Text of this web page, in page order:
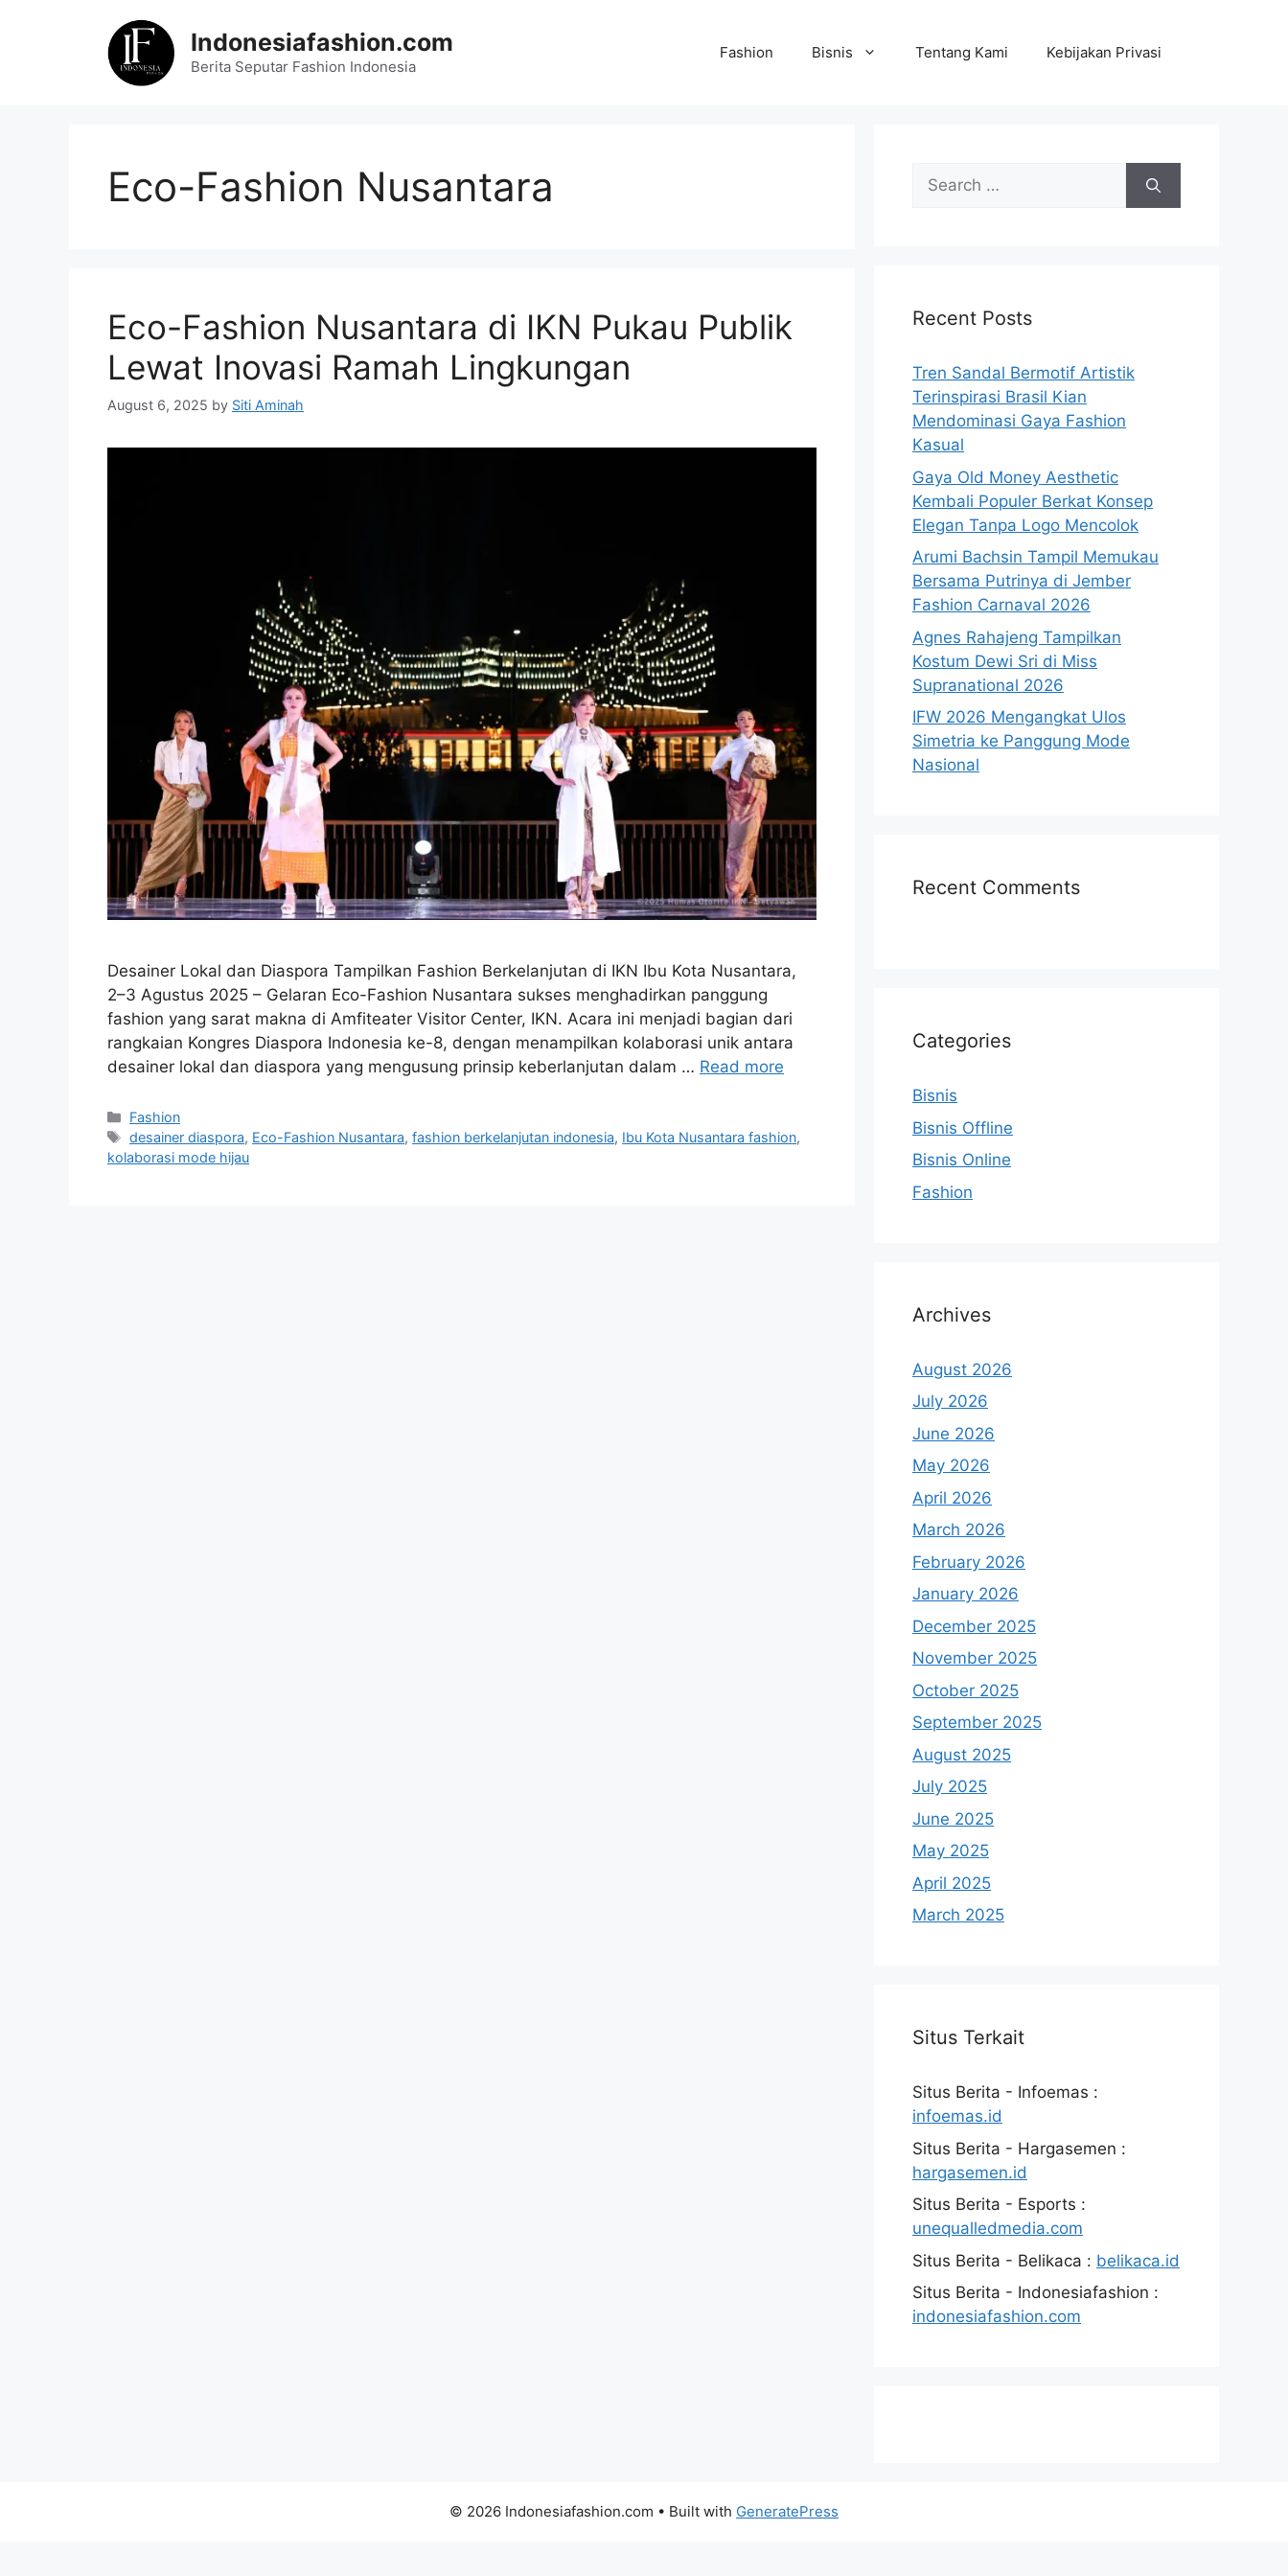
Indonesiafashion.com
Berita Seputar Fashion Indonesia
Fashion Bisnis Tentang Kami Kebijakan Privasi
Eco-Fashion Nusantara
Eco-Fashion Nusantara di IKN Pukau Publik
Lewat Inovasi Ramah Lingkungan
August 6, 2025 by Siti Aminah
Desainer Lokal dan Diaspora Tampilkan Fashion Berkelanjutan di IKN Ibu Kota Nusantara,
2–3 Agustus 2025 – Gelaran Eco-Fashion Nusantara sukses menghadirkan panggung
fashion yang sarat makna di Amfiteater Visitor Center, IKN. Acara ini menjadi bagian dari
rangkaian Kongres Diaspora Indonesia ke-8, dengan menampilkan kolaborasi unik antara
desainer lokal dan diaspora yang mengusung prinsip keberlanjutan dalam … Read more
Categories
Fashion
Tags
desainer diaspora, Eco-Fashion Nusantara,fashion berkelanjutan indonesia, Ibu Kota Nusantara fashion,
kolaborasi mode hijau
Search
for:
Recent Posts
Tren Sandal Bermotif Artistik
Terinspirasi Brasil Kian
Mendominasi Gaya Fashion
Kasual
Gaya Old Money Aesthetic
Kembali Populer Berkat Konsep
Elegan Tanpa Logo Mencolok
Arumi Bachsin Tampil Memukau
Bersama Putrinya di Jember
Fashion Carnaval 2026
Agnes Rahajeng Tampilkan
Kostum Dewi Sri di Miss
Supranational 2026
IFW 2026 Mengangkat Ulos
Simetria ke Panggung Mode
Nasional
Recent Comments
Categories
Bisnis
Bisnis Offline
Bisnis Online
Fashion
Archives
August 2026
July 2026
June 2026
May 2026
April 2026
March 2026
February 2026
January 2026
December 2025
November 2025
October 2025
September 2025
August 2025
July 2025
June 2025
May 2025
April 2025
March 2025
Situs Terkait
Situs Berita - Infoemas :
infoemas.id
Situs Berita - Hargasemen :
hargasemen.id
Situs Berita - Esports :
unequalledmedia.com
Situs Berita - Belikaca : belikaca.id
Situs Berita - Indonesiafashion :
indonesiafashion.com
© 2026 Indonesiafashion.com • Built with GeneratePress